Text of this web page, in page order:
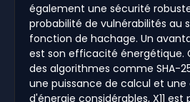
également une sécurité
probabilité de vulnérabilités au
fonction de hachage. Un
est son efficacité énergétique.
des algorithmes comme SHA-
une puissance de calcul et
d'énergie considérables, X11